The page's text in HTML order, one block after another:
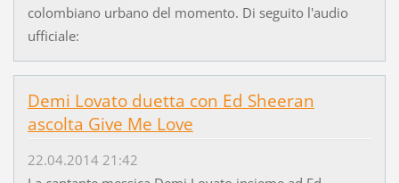
colombiano urbano del momento. Di seguito l'audio
ufficiale:
Demi Lovato duetta con Ed Sheeran
ascolta Give Me Love
22.04.2014 21:42